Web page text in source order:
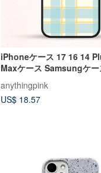
iPhoneケース 17 16 14
Maxケース Samsungケ
anythingpink
US$ 18.57